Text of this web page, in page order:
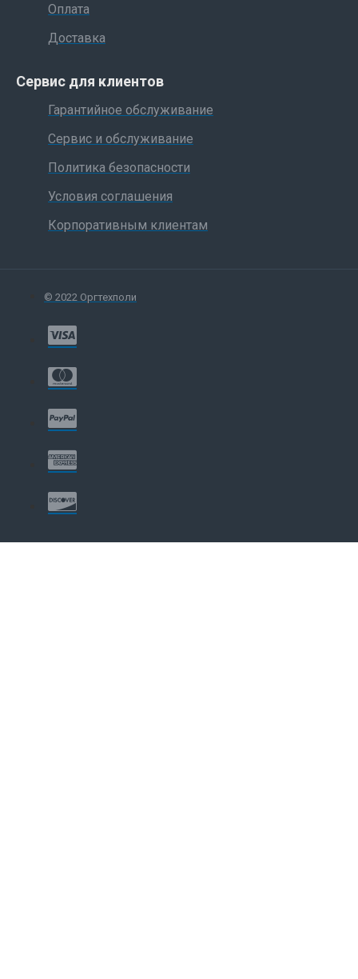
Оплата
Доставка
Сервис для клиентов
Гарантийное обслуживание
Сервис и обслуживание
Политика безопасности
Условия соглашения
Корпоративным клиентам
© 2022 Оргтехполи